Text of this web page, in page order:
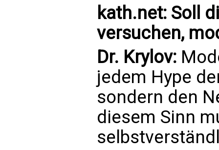
kath.net: Soll
versuchen,
Dr. Krylov:
jedem Hype
sondern den
diesem Sinn